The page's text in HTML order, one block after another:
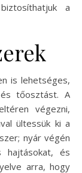
a
is lehetséges,
tőosztást. A
végezni,
ültessük ki a
nyár végén
hajtásokat, és
arra, hogy